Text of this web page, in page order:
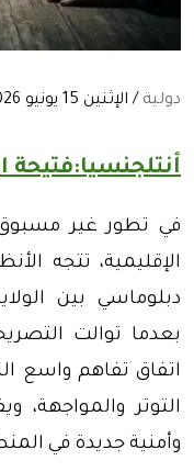
دولية / الإثنين 15 يونيو 2026 / لا توجد تعليقات:
أنتلجنسيا:فتيحة
في تطور غير
الإقليمية، تتجه
دبلوماسي بين
بعدما توالت
اتفاق تفاهم واسع
التوتر والمواجهة،
وأمنية جديدة في